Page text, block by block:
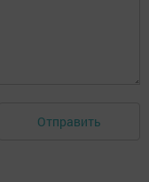
Отправить